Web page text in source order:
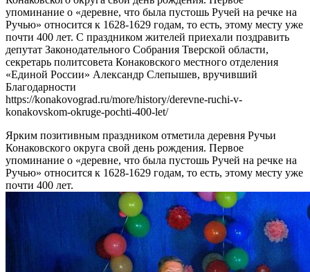
упоминание о «деревне, что была пустошь Ручей на речке на
Ручью» относится к 1628-1629 годам, то есть, этому месту уже
почти 400 лет. С праздником жителей приехали поздравить
депутат Законодательного Собрания Тверской области,
секретарь политсовета Конаковского местного отделения
«Единой России» Александр Слепышев, вручивший
Благодарности
https://konakovograd.ru/more/history/derevne-ruchi-v-
konakovskom-okruge-pochti-400-let/
Ярким позитивным праздником отметила деревня Ручьи
Конаковского округа свой день рождения. Первое
упоминание о «деревне, что была пустошь Ручей на речке на
Ручью» относится к 1628-1629 годам, то есть, этому месту уже
почти 400 лет.